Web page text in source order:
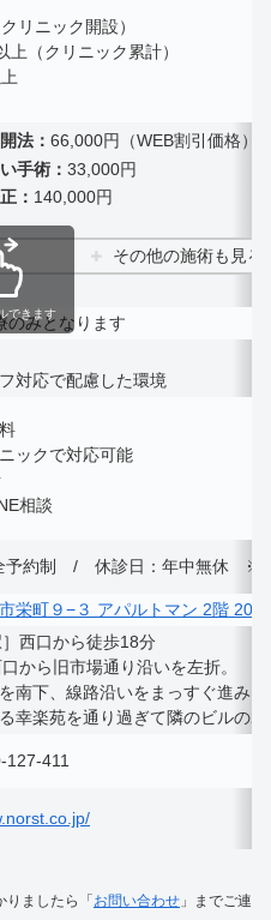
リニック開設）
上（クリニック累計）
法： 66,000円 （WEB割引価格）
手術： 33,000円
： 140,000円
その他の施術も見る
みとなります
対応で配慮した環境
ックで対応可能
相談
予約制 / 休診日：年中無休 ※
栄町９−３ アパルトマン 2階 206
］西口から徒歩18分
から旧市場通り沿いを左折。
南下、線路沿いをまっすぐ進み
幸楽苑を通り過ぎて隣のビルの2
127-411
できます
ましたら「 お問い合わせ 」までご連